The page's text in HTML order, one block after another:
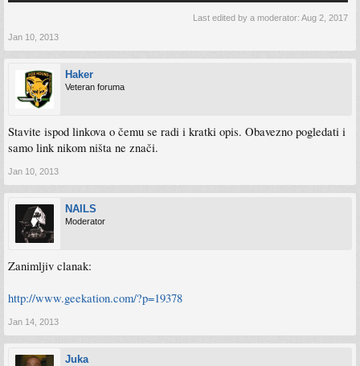
Last edited by a moderator: Aug 2, 2017
Jan 10, 2013
Haker
Veteran foruma
Stavite ispod linkova o čemu se radi i kratki opis. Obavezno pogledati i
samo link nikom ništa ne znači.
Jan 10, 2013
NAILS
Moderator
Zanimljiv clanak:
http://www.geekation.com/?p=19378
Jan 14, 2013
Juka